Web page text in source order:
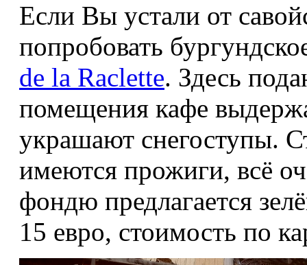
Если Вы устали от
попробовать
de la Raclette. Здесь
помещения кафе
украшают снегоступы.
имеются прожиги, всё
фондю предлагается
15 евро, стоимость по